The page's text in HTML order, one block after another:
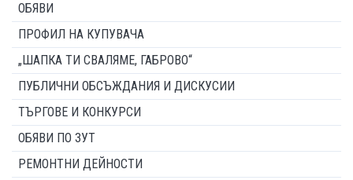
ОБЯВИ
ПРОФИЛ НА КУПУВАЧА
„ШАПКА ТИ СВАЛЯМЕ, ГАБРОВО“
ПУБЛИЧНИ ОБСЪЖДАНИЯ И ДИСКУСИИ
ТЪРГОВЕ И КОНКУРСИ
ОБЯВИ ПО ЗУТ
РЕМОНТНИ ДЕЙНОСТИ